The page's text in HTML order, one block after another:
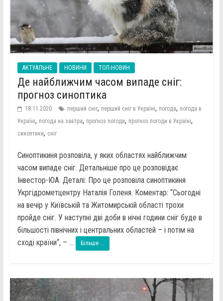
АКТУАЛЬНЕ НОВИНИ ТОП-НОВИН
Де найближчим часом випаде сніг:
прогноз синоптика
18.11.2020 перший сніг, перший сніг в Україні, погода, погода в
Україні, погода на завтра, прогноз погоди, прогноз погоди в Україні,
синоптики, сніг
Синоптикиня розповіла, у яких областях найближчим
часом випаде сніг. Детальніше про це розповідає
Інвестор-ЮА. Деталі: Про це розповіла синоптикиня
Укргідрометцентру Наталія Голеня. Коментар: “Сьогодні
на вечір у Київській та Житомирській області трохи
пройде сніг. У наступні дві доби в нічні години сніг буде в
більшості північних і центральних областей – і потім на
сході країни“, – ...
Більше ...